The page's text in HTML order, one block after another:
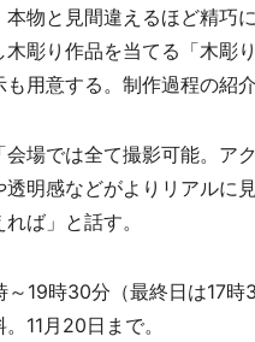
本物と見間違えるほど精巧
彫り作品を当てる「木彫
用意する。制作過程の紹
場では全て撮影可能。ア
明感などがよりリアルに
ば」と話す。
19時30分（最終日は17
11月20日まで。